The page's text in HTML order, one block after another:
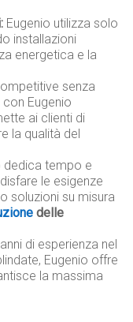
Eugenio utilizza solo
installazioni
energetica e la
senza
Eugenio
ai clienti di
la qualità del
dedica tempo e
le esigenze
soluzioni su misura
delle
di esperienza nel
Eugenio offre
la massima